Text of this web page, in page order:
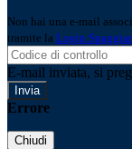
Non hai una e-mail
tramite la Login
E-mail inviata, si
Errore
Chiudi